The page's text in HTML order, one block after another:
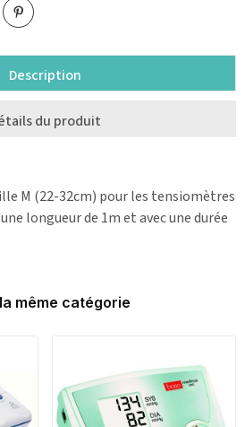
Description
du produit
M (22-32cm) pour les tensiomètres
longueur de 1m et avec une durée
même catégorie